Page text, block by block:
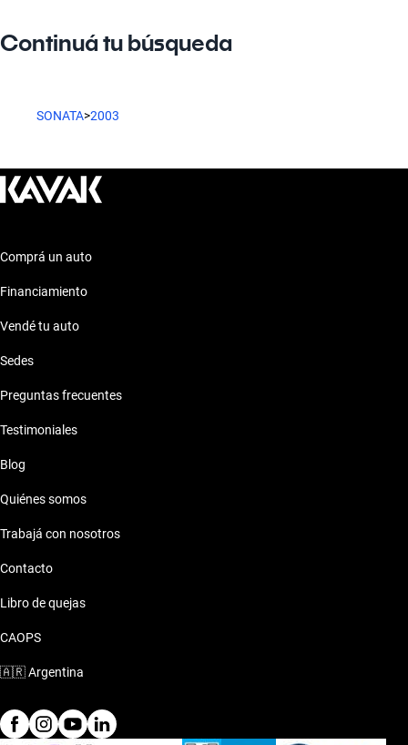
Continuá tu búsqueda
SONATA>2003
Comprá un auto
Financiamiento
Vendé tu auto
Sedes
Preguntas frecuentes
Testimoniales
Blog
Quiénes somos
Trabajá con nosotros
Contacto
Libro de quejas
CAOPS
🇦🇷Argentina